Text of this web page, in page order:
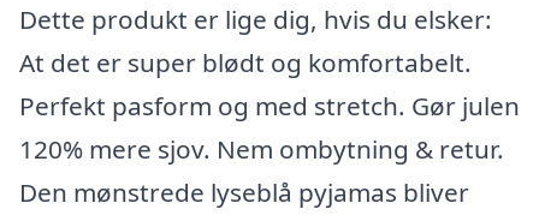
Dette produkt er lige dig, hvis du elsker:
At det er super blødt og komfortabelt.
Perfekt pasform og med stretch. Gør julen
120% mere sjov. Nem ombytning & retur.
Den mønstrede lyseblå pyjamas bliver